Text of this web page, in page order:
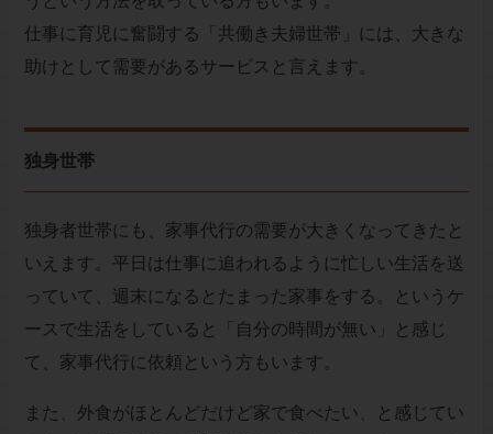
仕事に育児に奮闘する「共働き夫婦世帯」には、大きな
助けとして需要があるサービスと言えます。
独身世帯
独身者世帯にも、家事代行の需要が大きくなってきたと
いえます。平日は仕事に追われるように忙しい生活を送
っていて、週末になるとたまった家事をする。というケ
ースで生活をしていると「自分の時間が無い」と感じ
て、家事代行に依頼という方もいます。
また、外食がほとんどだけど家で食べたい、と感じてい